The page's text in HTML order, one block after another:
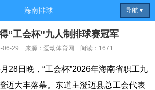
导航▼
海南排球
“工会杯”九人制排球赛冠军
06-29 来源：爱动体育网 阅读：1671
28日晚，“工会杯”2026年海南省职工九
迈大丰落幕。东道主澄迈县总工会代表